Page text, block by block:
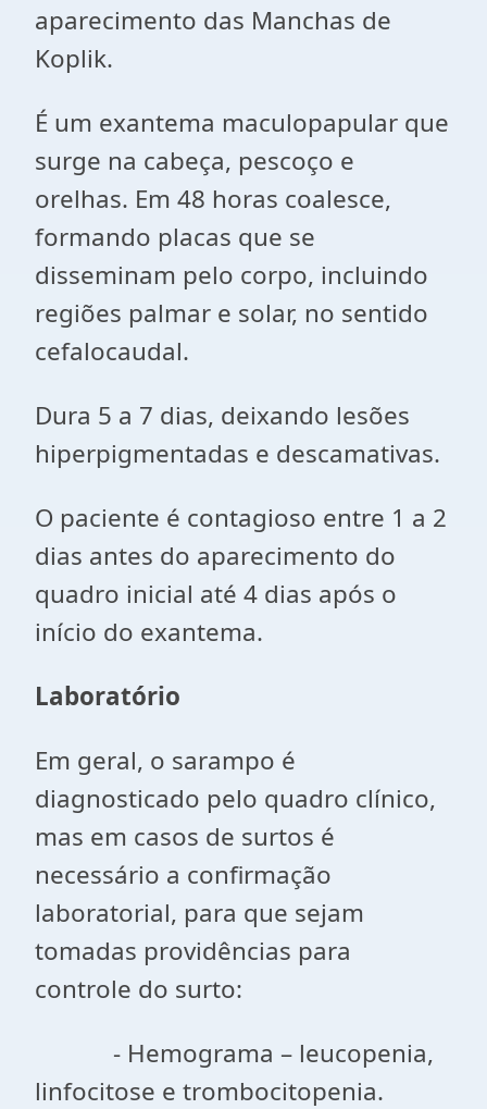
aparecimento das Manchas de
Koplik.
É um exantema maculopapular que
surge na cabeça, pescoço e
orelhas. Em 48 horas coalesce,
formando placas que se
disseminam pelo corpo, incluindo
regiões palmar e solar, no sentido
cefalocaudal.
Dura 5 a 7 dias, deixando lesões
hiperpigmentadas e descamativas.
O paciente é contagioso entre 1 a 2
dias antes do aparecimento do
quadro inicial até 4 dias após o
início do exantema.
Laboratório
Em geral, o sarampo é
diagnosticado pelo quadro clínico,
mas em casos de surtos é
necessário a confirmação
laboratorial, para que sejam
tomadas providências para
controle do surto:
- Hemograma – leucopenia,
linfocitose e trombocitopenia.